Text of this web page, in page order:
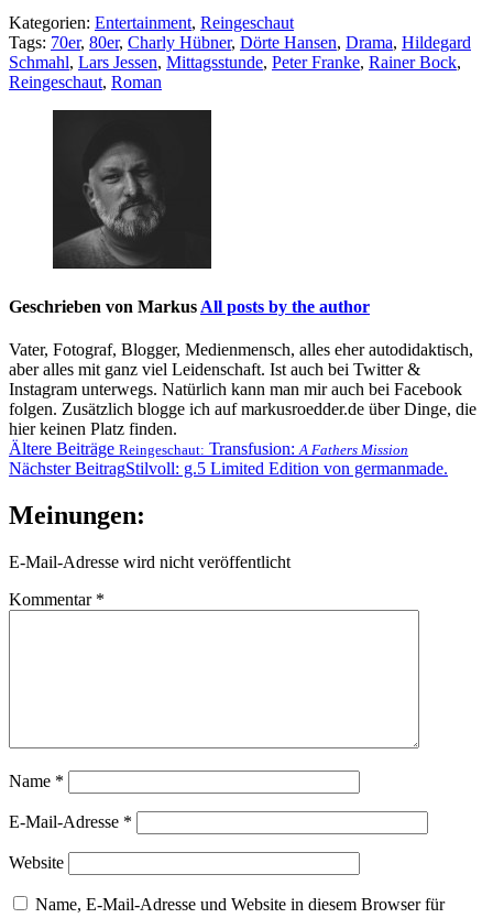
Kategorien: Entertainment, Reingeschaut
Tags: 70er, 80er, Charly Hübner, Dörte Hansen, Drama, Hildegard
Schmahl, Lars Jessen, Mittagsstunde, Peter Franke, Rainer Bock,
Reingeschaut, Roman
Geschrieben von Markus All posts by the author
Vater, Fotograf, Blogger, Medienmensch, alles eher autodidaktisch,
aber alles mit ganz viel Leidenschaft. Ist auch bei Twitter &
Instagram unterwegs. Natürlich kann man mir auch bei Facebook
folgen. Zusätzlich blogge ich auf markusroedder.de über Dinge, die
hier keinen Platz finden.
Beitragsnavigation
Ältere Beiträge Reingeschaut: Transfusion: A Fathers Mission
Nächster BeitragStilvoll: g.5 Limited Edition von germanmade.
Meinungen:
E-Mail-Adresse wird nicht veröffentlicht
Kommentar *
Name *
E-Mail-Adresse *
Website
Name, E-Mail-Adresse und Website in diesem Browser für